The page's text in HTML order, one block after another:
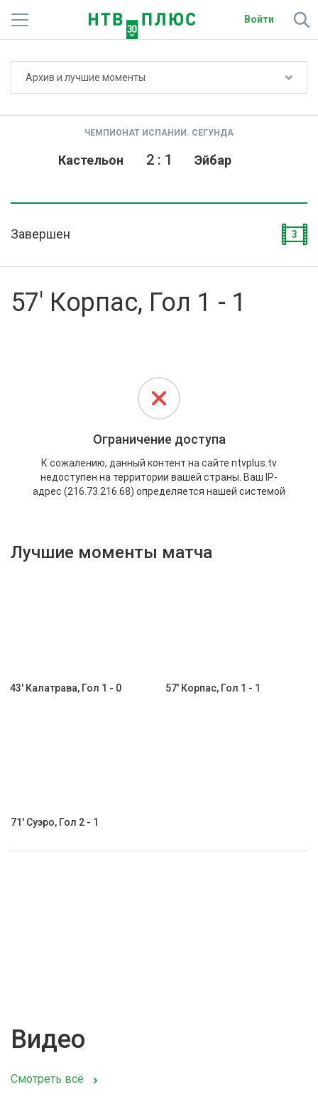
Войти
О сайте
Архив и лучшие моменты
ЧЕМПИОНАТ ИСПАНИИ. СЕГУНДА
Кастельон Эйбар
2: 1
Завершен 3
57' Корпас, Гол 1 - 1
Лучшие моменты матча
43' Калатрава, Гол 1 - 0 57' Корпас, Гол 1 - 1
71' Суэро, Гол 2 - 1
Видео
Смотреть всё